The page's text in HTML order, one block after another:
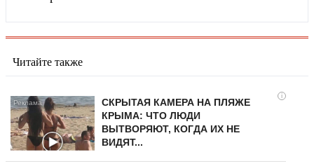
Читайте также
i
СКРЫТАЯ КАМЕРА НА ПЛЯЖЕ
КРЫМА: ЧТО ЛЮДИ
ВЫТВОРЯЮТ, КОГДА ИХ НЕ
ВИДЯТ...